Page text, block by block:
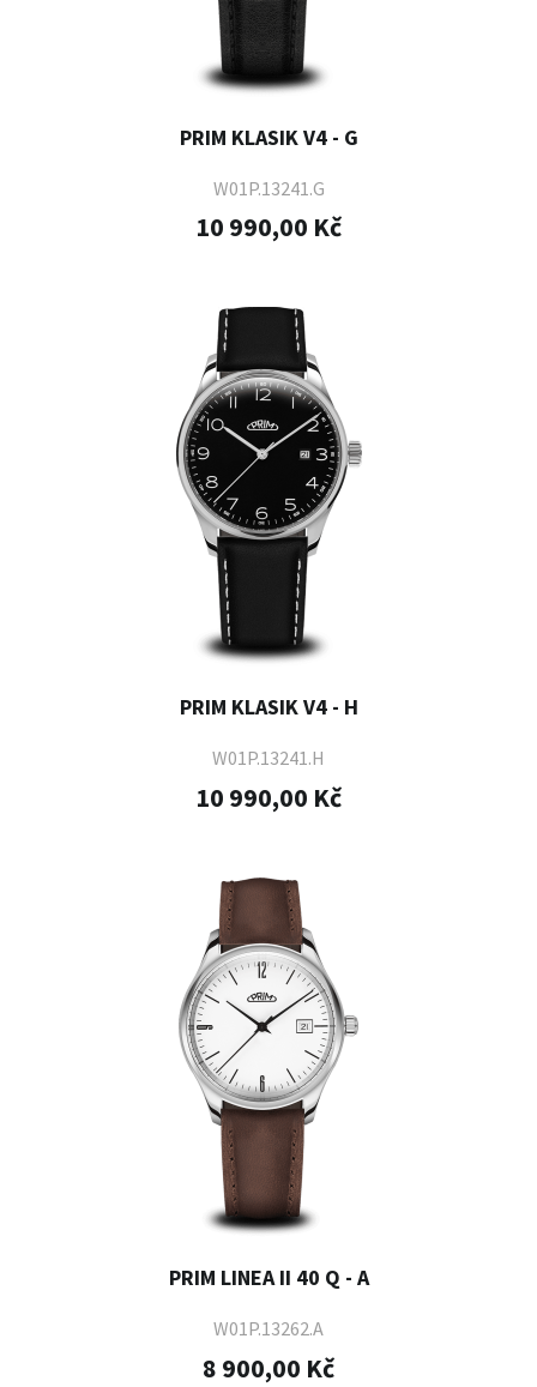
PRIM KLASIK V4 - G
W01P.13241.G
10 990,00 Kč
PRIM KLASIK V4 - H
W01P.13241.H
10 990,00 Kč
PRIM LINEA II 40 Q - A
W01P.13262.A
8 900,00 Kč